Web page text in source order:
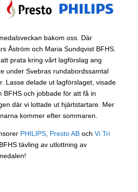
bakom oss. Där
Åström och Maria Sundqvist BFHS.
prata kring vårt lagförslag ang
under Svebras rundabordssamtal
Lasse delade ut lagförslaget, visade
BFHS och jobbade för att få in
där vi lottade ut hjärtstartare. Mer
kommer efter sommaren.
PHILIPS, Presto ABoch Vi Tri
tävling av utlottning av